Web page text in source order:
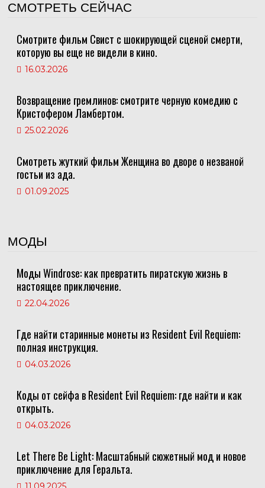
СМОТРЕТЬ СЕЙЧАС
Смотрите фильм Свист с шокирующей сценой смерти,
которую вы еще не видели в кино.
16.03.2026
Возвращение гремлинов: смотрите черную комедию с
Кристофером Ламбертом.
25.02.2026
Смотреть жуткий фильм Женщина во дворе о незваной
гостьи из ада.
01.09.2025
МОДЫ
Моды Windrose: как превратить пиратскую жизнь в
настоящее приключение.
22.04.2026
Где найти старинные монеты из Resident Evil Requiem:
полная инструкция.
04.03.2026
Коды от сейфа в Resident Evil Requiem: где найти и как
открыть.
04.03.2026
Let There Be Light: Масштабный сюжетный мод и новое
приключение для Геральта.